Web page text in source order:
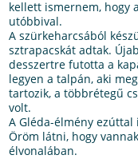
kellett ismernem, hogy
utóbbival.
A szürkeharcsából
sztrapacskát adtak.
desszertre futotta a
legyen a talpán, aki
tartozik, a többrétegű
volt.
A Gléda-élmény
Öröm látni, hogy
élvonalában.